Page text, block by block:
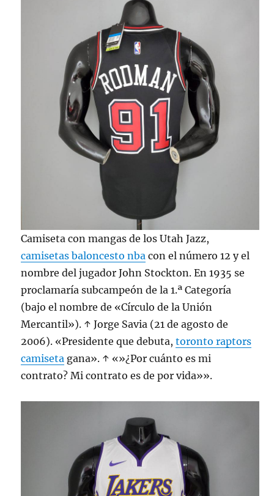
Camiseta con mangas de los Utah Jazz,
camisetas baloncesto nba con el número 12 y el
nombre del jugador John Stockton. En 1935 se
proclamaría subcampeón de la 1.ª Categoría
(bajo el nombre de «Círculo de la Unión
Mercantil»). ↑ Jorge Savia (21 de agosto de
2006). «Presidente que debuta,toronto raptors
camiseta gana». ↑ «»¿Por cuánto es mi
contrato? Mi contrato es de por vida»».